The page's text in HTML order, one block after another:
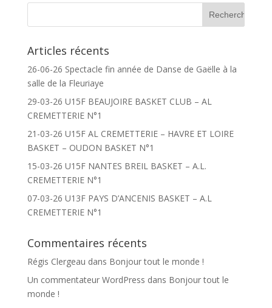
Articles récents
26-06-26 Spectacle fin année de Danse de Gaëlle à la
salle de la Fleuriaye
29-03-26 U15F BEAUJOIRE BASKET CLUB – AL
CREMETTERIE N°1
21-03-26 U15F AL CREMETTERIE – HAVRE ET LOIRE
BASKET – OUDON BASKET N°1
15-03-26 U15F NANTES BREIL BASKET – A.L.
CREMETTERIE N°1
07-03-26 U13F PAYS D’ANCENIS BASKET – A.L
CREMETTERIE N°1
Commentaires récents
Régis Clergeau dans Bonjour tout le monde !
Un commentateur WordPress dans Bonjour tout le
monde !